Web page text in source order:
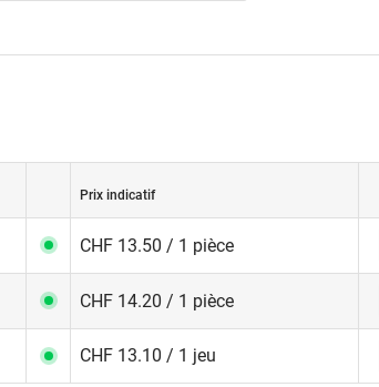
Prix indicatif
CHF 13.50 / 1 pièce
CHF 14.20 / 1 pièce
CHF 13.10 / 1 jeu